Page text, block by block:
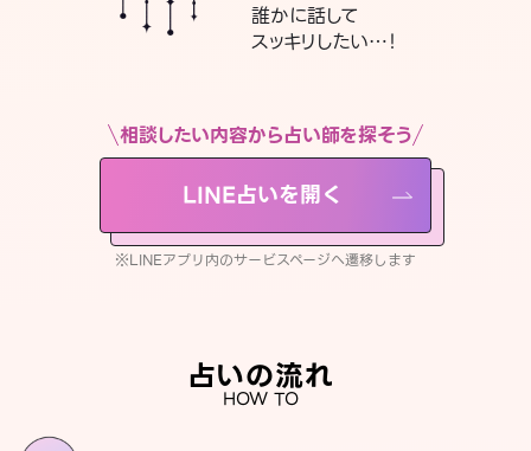
誰かに話して
スッキリしたい…！
相談したい内容から占い師を探そう
LINE占いを開く
※LINEアプリ内のサービスページへ遷移します
占いの流れ
HOW TO